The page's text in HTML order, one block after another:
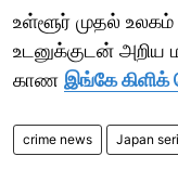
உள்ளூர் முதல்
உடனுக்குடன் அறிய
காண இங்கே கிளிக்
crime news Japan